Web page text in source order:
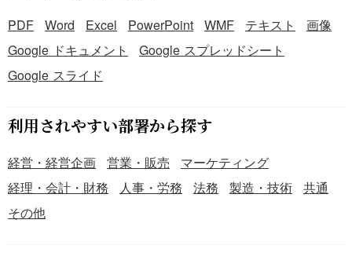
PDF Word Excel PowerPoint WMF テキスト
画像
Google ドキュメント
Google スプレッドシート
Google スライド
利用されやすい部署から探す
経営・経営企画 営業・販売
マーケティング
経理・会計・財務
人事・労務 法務 製造・技術
共通
その他